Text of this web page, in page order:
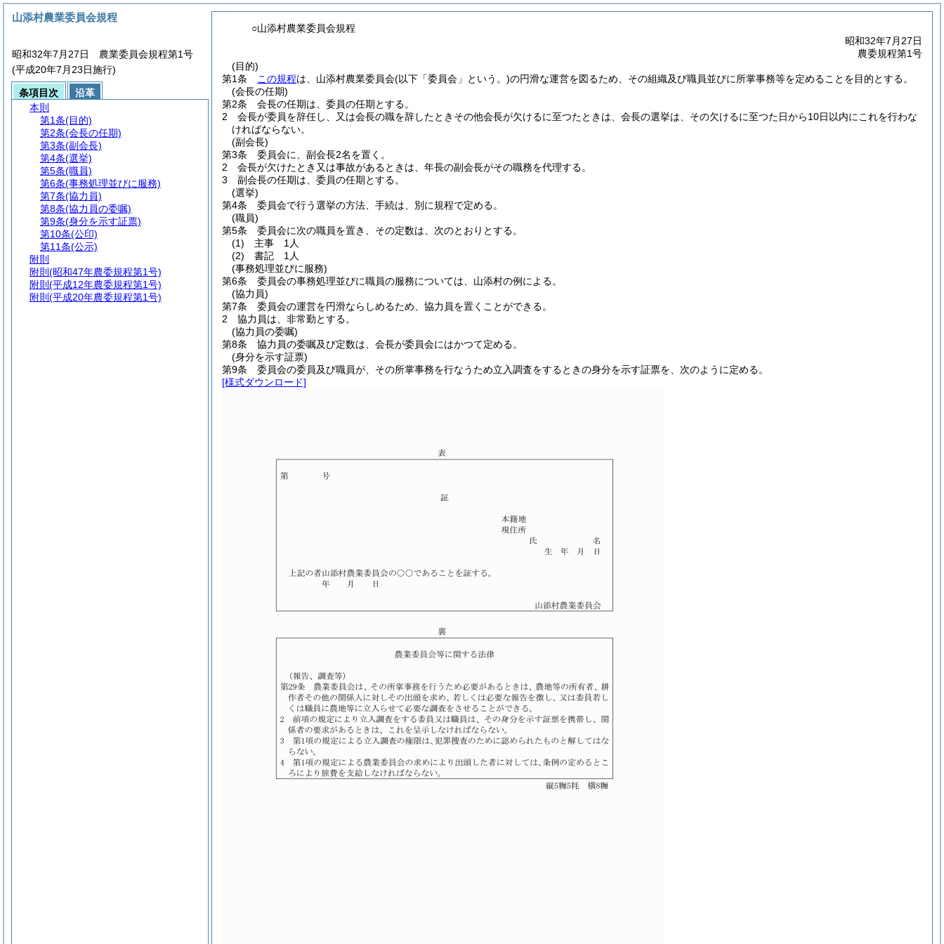
○山添村農業委員会規程
昭和32年7月27日
農委規程第1号
(目的)
第1条
この規程は、山添村農業委員会(以下「委員会」という。)の円滑な運営を図るため、その組織及び職員並びに所掌事務等を定めることを目的とする。
(会長の任期)
第2条
会長の任期は、委員の任期とする。
2
会長が委員を辞任し、又は会長の職を辞したときその他会長が欠けるに至つたときは、会長の選挙は、その欠けるに至つた日から10日以内にこれを行わな
ければならない。
(副会長)
第3条
委員会に、副会長2名を置く。
2
会長が欠けたとき又は事故があるときは、年長の副会長がその職務を代理する。
3
副会長の任期は、委員の任期とする。
(選挙)
第4条
委員会で行う選挙の方法、手続は、別に規程で定める。
(職員)
第5条
委員会に次の職員を置き、その定数は、次のとおりとする。
(1)
主事 1人
(2)
書記 1人
(事務処理並びに服務)
第6条
委員会の事務処理並びに職員の服務については、山添村の例による。
(協力員)
第7条
委員会の運営を円滑ならしめるため、協力員を置くことができる。
2
協力員は、非常勤とする。
(協力員の委嘱)
第8条
協力員の委嘱及び定数は、会長が委員会にはかつて定める。
(身分を示す証票)
第9条
委員会の委員及び職員が、その所掌事務を行なうため立入調査をするときの身分を示す証票を、次のように定める。
[様式ダウンロード]
山添村農業委員会規程
昭和32年7月27日 農業委員会規程第1号
(平成20年7月23日施行)
条項目次
沿革
本則
第1条(目的)
第2条(会長の任期)
第3条(副会長)
第4条(選挙)
第5条(職員)
第6条(事務処理並びに服務)
第7条(協力員)
第8条(協力員の委嘱)
第9条(身分を示す証票)
第10条(公印)
第11条(公示)
附則
附則 (昭和47年農委規程第1号)
附則 (平成12年農委規程第1号)
附則 (平成20年農委規程第1号)